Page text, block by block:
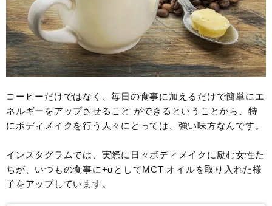
コーヒーだけではなく、毎日の食事に加えるだけで簡単にエ
ネルギーをアップさせること ができるということから、特
にボディメイクを行う人々にとっては、強い味方なんです。
インスタグラムでは、実際に日々ボディメイクに励む女性た
ちが、いつもの食事に+αとしてMCT オイルを取り入れた様
子をアップしています。